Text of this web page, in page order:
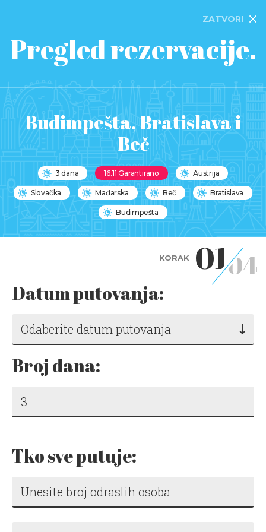
ZATVORI
Pregled rezervacije.
Budimpešta, Bratislava i
Beč
3 dana 16.11 Garantirano Austrija
Slovačka Mađarska Beč Bratislava
Budimpešta
KORAK 0104
Datum putovanja:
Odaberite datum putovanja
Broj dana:
Tko sve putuje: